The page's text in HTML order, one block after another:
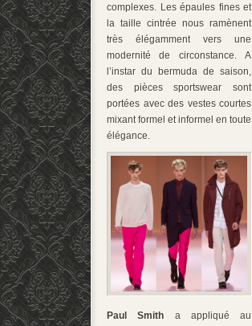
complexes. Les épaules fines et
la taille cintrée nous ramènent
très élégamment vers une
modernité de circonstance. A
l’instar du bermuda de saison,
des pièces sportswear sont
portées avec des vestes courtes
mixant formel et informel en toute
élégance.
Paul Smith a appliqué au